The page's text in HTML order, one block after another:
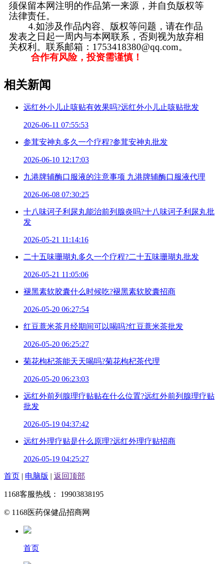
须保留本网注明的作品第一来源，并自负版权等
法律责任。
4.如涉及作品内容、版权等问题，请在作品
发表之日起一周内与本网联系，否则视为放弃相
关权利。联系邮箱：1753418380@qq.com。
合作有风险，投资需谨慎！
相关新闻
远红外小儿止咳贴有效果吗?远红外小儿止咳贴批发
2026-06-11 07:55:53
参茸安神丸多久一个疗程?参茸安神丸批发
2026-06-10 12:17:03
九港牌辅酶口服液的注意事项 九港牌辅酶口服液代理
2026-06-08 07:30:25
十八味诃子利尿丸能治前列腺炎吗?十八味诃子利尿丸批
发
2026-05-21 11:14:16
二十五味珊瑚丸多久一个疗程?二十五味珊瑚丸批发
2026-05-21 11:05:06
褪黑素软胶囊什么时候吃?褪黑素软胶囊招商
2026-05-20 06:27:54
红豆薏米茶月经期间可以喝吗?红豆薏米茶批发
2026-05-20 06:25:27
菊花枸杞茶能天天喝吗?菊花枸杞茶代理
2026-05-20 06:23:03
远红外前列腺理疗贴贴在什么位置?远红外前列腺理疗贴
批发
2026-05-19 04:37:42
远红外理疗贴是什么原理?远红外理疗贴招商
2026-05-19 04:25:27
首页 | 电脑版 | 返回顶部
1168客服热线： 19903838195
© 1168医药保健品招商网
首页